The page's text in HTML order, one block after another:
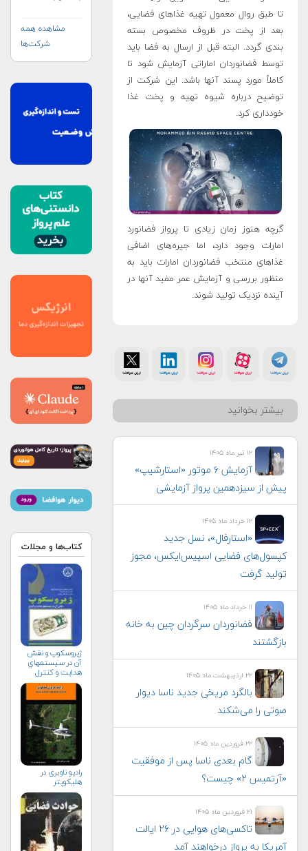
تا طبق روال معمول تهیه غذاهای فضایی،
بعد از پخت در ظروف مخصوص بسته
بندی گردد. البته قبل از ارسال به فضا باید
توسط فضانوردان اماراتی آزمایش شود تا
کاملاً مورد پسند آنها باشد. این شرکت از
توضیح درباره شیوه تهیه و پخت غذا
خودداری کرد.
گرچه هنوز زمان زیادی تا پرواز فضانورد
امارات وجود دارد، اما جیره‌های اضافی
غذاهای منتخب فضانوردان امارات باید به
منظور بررسی و آزمایش عمر مفید آنها در
آینده نزدیک تولید شوند.
بیشتر بخوانید
۱۲ تیر ماه ۱۴۰۵
آزمایش ۶ موتور «استارشیپ»
پیش از سیزدهمین پرواز آزمایشی
۱۲ خرداد ماه ۱۴۰۵
«استارفال»، نسل جدید
کپسول‌های فضایی اسپیس‌ایکس، مجوز
تولید گرفت
۱۱ خرداد ماه ۱۴۰۵
فضانوردان سرگردان چین به خانه
بازگشتند
۲۲ اردیبهشت ماه ۱۴۰۵
بالگرد مریخی جدید ناسا دیوار
صوتی را می‌شکند
۲۲ فروردین ماه ۱۴۰۵
گام بعدی ناسا پس از موفقیت
«آرتمیس ۲» چیست؟
۲۱ فروردین ماه ۱۴۰۵
تاکسی‌های هوایی در ۲۶ ایالت
آمریکا به پرواز درخواهند آمد
مشاهده همه
شرکت‌ها
کتاب‌ها و مجلات
ژيروسكوپ و نقش
آن در سيستم‏هاي
هدايت و كنترل
رادیو ناوبری در
هلیکوپتر